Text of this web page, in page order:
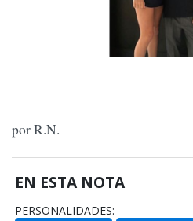
por R.N.
EN ESTA NOTA
PERSONALIDADES: